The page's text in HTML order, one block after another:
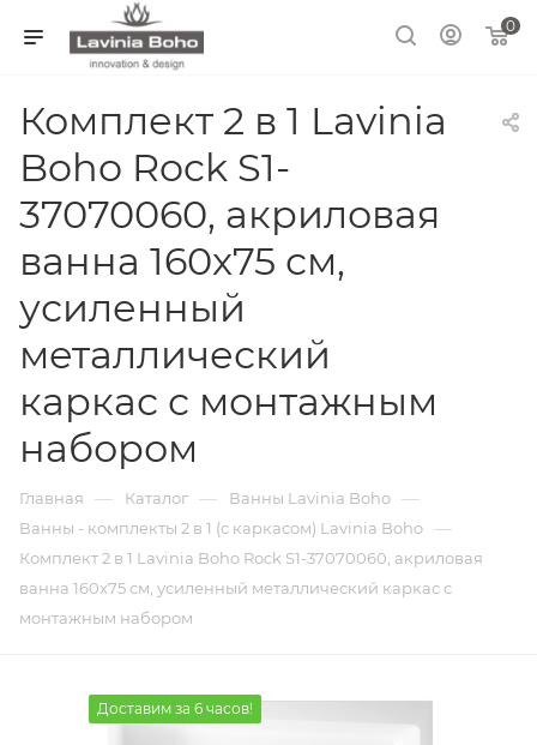
0
Комплект 2 в 1 Lavinia
Boho Rock S1-
37070060, акриловая
ванна 160x75 см,
усиленный
металлический
каркас с монтажным
набором
Главная — Каталог — Ванны Lavinia Boho —
Ванны - комплекты 2 в 1 (с каркасом) Lavinia Boho —
Комплект 2 в 1 Lavinia Boho Rock S1-37070060, акриловая
ванна 160x75 см, усиленный металлический каркас с
монтажным набором
Доставим за 6 часов!